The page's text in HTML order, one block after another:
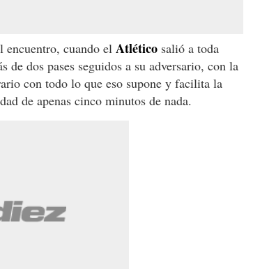
cuando el Atlético salió a toda
dos pases seguidos a su adversario, con la
con todo lo que eso supone y facilita la
de apenas cinco minutos de nada.